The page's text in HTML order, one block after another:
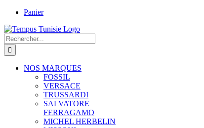
Passer
contenu
Panier
Rechercher:
NOS MARQUES
FOSSIL
VERSACE
TRUSSARDI
SALVATORE
FERRAGAMO
MICHEL HERBELIN